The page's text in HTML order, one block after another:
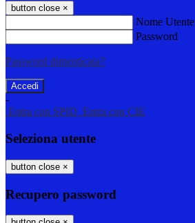
button close ×
Nome Utente
Password
Password dimenticata?
-
Entra con SPID Entra con CIE
Seleziona utente
button close ×
Recupero password